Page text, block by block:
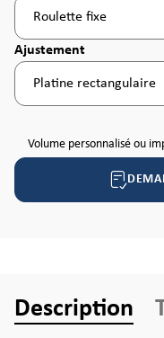
Roulette fixe
Sélectionnez
Ajustement
Platine rectangulaire
Volume personnalisé ou
Description